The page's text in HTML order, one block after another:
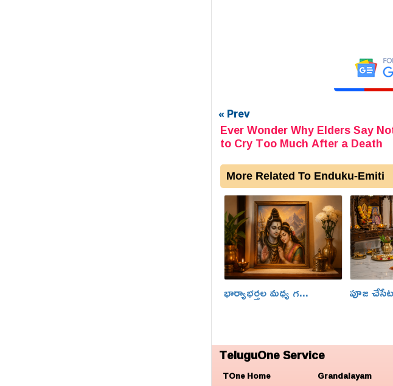
« Prev
Ever Wonder Why Elders Say
to Cry Too Much After a Death
More Related To Enduku-Emiti
భార్యాభర్తల మధ్య గ... పూజ
TeluguOne Service
TOne Home Grandalayam